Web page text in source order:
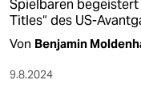
Spielbaren begeistert
Titles“ des US-
Von Benjamin
9.8.2024